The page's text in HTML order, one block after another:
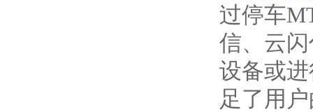
过停车
信、云
设备或
足了用